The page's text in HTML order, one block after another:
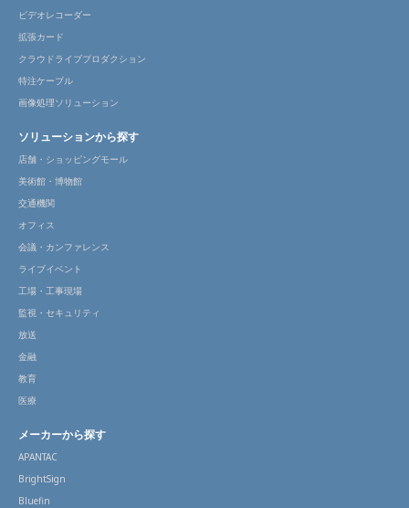
ビデオレコーダー
拡張カード
クラウドライブプロダクション
特注ケーブル
画像処理ソリューション
ソリューションから探す
店舗・ショッピングモール
美術館・博物館
交通機関
オフィス
会議・カンファレンス
ライブイベント
工場・工事現場
監視・セキュリティ
放送
金融
教育
医療
メーカーから探す
APANTAC
BrightSign
Bluefin